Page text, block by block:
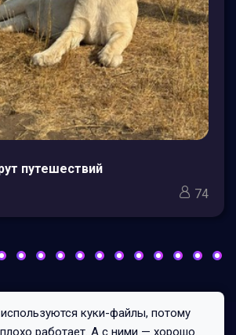
путешествий
74
права защищены © 2026
куки-файлы, потому
работает. А с ними — хорошо.